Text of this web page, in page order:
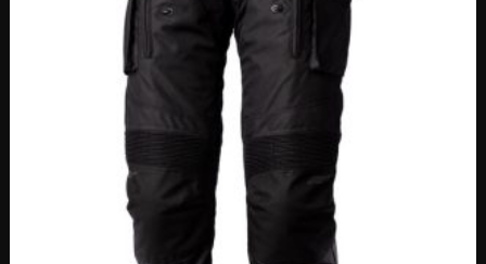
COUPONX9828113608 COPY CODE